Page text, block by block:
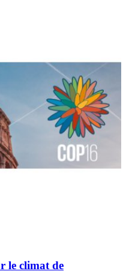
le climat de